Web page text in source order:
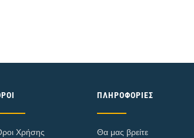
Χρήσης
ΠΛΗΡΟΦΟΡΊΕΣ
Θα μας βρείτε